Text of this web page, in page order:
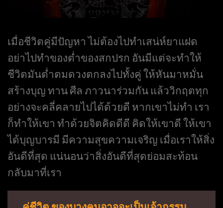
เมื่อชีวิตคู่มีปัญหา ไม่ต้องไปทำเสน่ห์ยาแฝด
อย่าไปทำของต่ำของสกปรก อันมีแต่จะทำให้
ชีวิตมันต่ำตมดวงตกลงไปทั้งคู่ ให้หันมาหมั่น
สร้างบุญ ทาน ศีล ภาวนาร่วมกัน แล้ววิกฤตทุก
อย่างจะคลี่คลายไปได้ด้วยดี หากเขาไม่ทำ เรา
ก็ทำให้เขา ทำด้วยจิตคิดดีดี คิดให้เขาดี ให้เขา
ได้บุญบารมี มีความสุขความเจริญ เมื่อเราให้สิ่ง
อันดีที่สุด แน่นอนว่าสิ่งอันดีที่สุดย่อมสะท้อน
กลับมาที่เรา